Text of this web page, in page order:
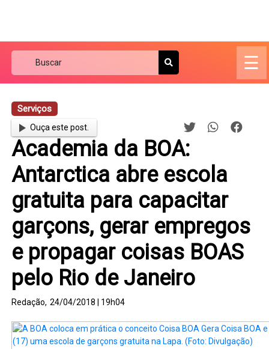
☰
Serviços
Ouça este post.
Academia da BOA:
Antarctica abre escola
gratuita para capacitar
garçons, gerar empregos
e propagar coisas BOAS
pelo Rio de Janeiro
Redação, 24/04/2018 | 19h04